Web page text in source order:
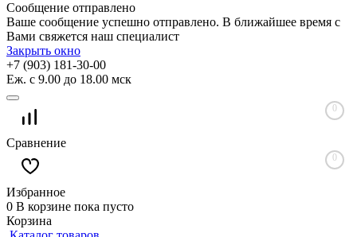
Сообщение отправлено
Ваше сообщение успешно отправлено. В ближайшее время с
Вами свяжется наш специалист
Закрыть окно
+7 (903) 181-30-00
Еж. с 9.00 до 18.00 мск
0
Сравнение
0
Избранное
0 В корзине пока пусто
Корзина